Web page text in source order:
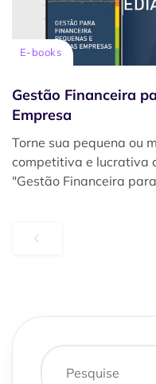
E-books
Gestão Financeira
Empresa
Torne sua pequena ou
competitiva e lucrativa
"Gestão Financeira